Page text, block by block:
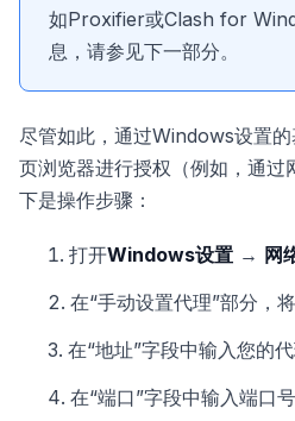
如Proxifier或Clash for
息，请参见下一部分。
尽管如此，通过Windows设置
页浏览器进行授权（例如，通
下是操作步骤：
打开Windows设置 → 网
在“手动设置代理”部分，
在“地址”字段中输入您的
在“端口”字段中输入端口